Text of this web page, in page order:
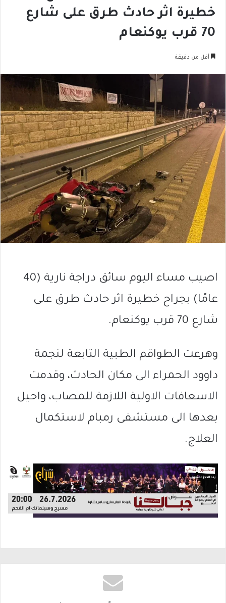
خطيرة اثر حادث طرق على شارع
70 قرب يوكنعام
أقل من دقيقة
اصيب مساء اليوم سائق دراجة نارية (40
عامًا) بجراح خطيرة اثر حادث طرق على
شارع 70 قرب يوكنعام.
وهرعت الطواقم الطبية التابعة لنجمة
داوود الحمراء الى مكان الحادث، وقدمت
الاسعافات الاولية اللازمة للمصاب، واحيل
بعدها الى مستشفى رمبام لاستكمال
العلاج.